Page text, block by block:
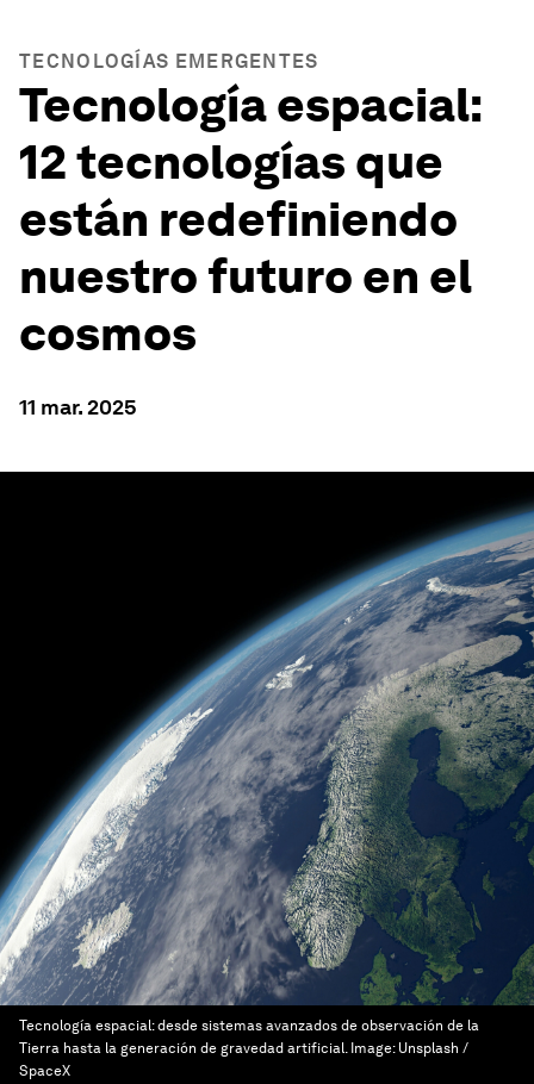
TECNOLOGÍAS EMERGENTES
Tecnología espacial:
12 tecnologías que
están redefiniendo
nuestro futuro en el
cosmos
11 mar. 2025
Tecnología espacial: desde sistemas avanzados de observación de la
Tierra hasta la generación de gravedad artificial. Image: Unsplash /
SpaceX